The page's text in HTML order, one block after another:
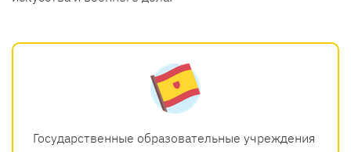
Государственные образовательные учреждения